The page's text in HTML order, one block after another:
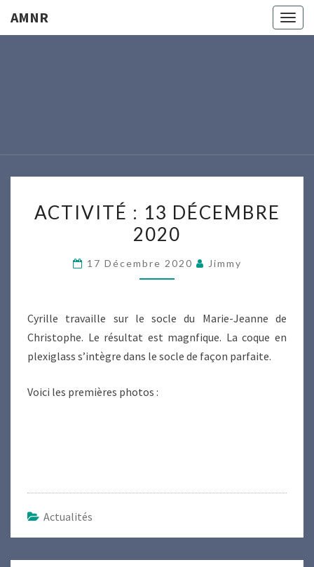
AMNR
:
13
ACTIVITÉ : 13 DÉCEMBRE
2020
17 Décembre 2020 Jimmy
Cyrille travaille sur le socle du Marie-Jeanne de
Christophe. Le résultat est magnfique. La coque en
plexiglass s’intègre dans le socle de façon parfaite.
Voici les premières photos :
Actualités